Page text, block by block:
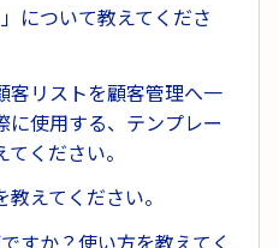
について教えてくださ
客リストを顧客管理へ一
に使用する、テンプレー
ください。
えてください。
すか？使い方を教えてく